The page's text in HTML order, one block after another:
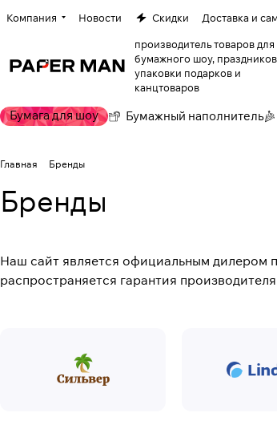
Компания Новости Скидки Доставка и
производитель товаров для
бумажного шоу,
упаковки подарков и
канцтоваров
Бумага для шоу Бумажный наполнитель
Главная Бренды
Бренды
Наш сайт является официальным дилером
распространяется гарантия